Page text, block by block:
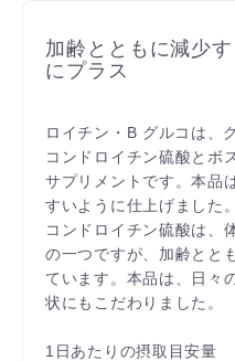
加齢とともに減少
にプラス
ロイチン・B グルコは、
コンドロイチン硫酸とボ
サプリメントです。本品
すいように仕上げました。
コンドロイチン硫酸は、
の一つですが、加齢とと
ています。本品は、日々
状にもこだわりました。
1日あたりの摂取目安量